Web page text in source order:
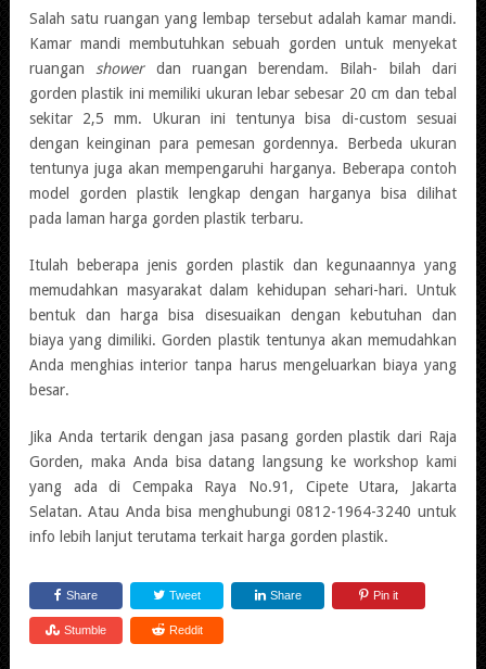
Salah satu ruangan yang lembap tersebut adalah kamar mandi.
Kamar mandi membutuhkan sebuah gorden untuk menyekat
ruangan showerdan ruangan berendam. Bilah- bilah dari
gorden plastik ini memiliki ukuran lebar sebesar 20 cm dan tebal
sekitar 2,5 mm. Ukuran ini tentunya bisa di-custom sesuai
dengan keinginan para pemesan gordennya. Berbeda ukuran
tentunya juga akan mempengaruhi harganya. Beberapa contoh
model gorden plastik lengkap dengan harganya bisa dilihat
pada laman harga gorden plastik terbaru.
Itulah beberapa jenis gorden plastik dan kegunaannya yang
memudahkan masyarakat dalam kehidupan sehari-hari. Untuk
bentuk dan harga bisa disesuaikan dengan kebutuhan dan
biaya yang dimiliki. Gorden plastik tentunya akan memudahkan
Anda menghias interior tanpa harus mengeluarkan biaya yang
besar.
Jika Anda tertarik dengan jasa pasang gorden plastik dari Raja
Gorden, maka Anda bisa datang langsung ke workshop kami
yang ada di Cempaka Raya No.91, Cipete Utara, Jakarta
Selatan. Atau Anda bisa menghubungi 0812-1964-3240 untuk
info lebih lanjut terutama terkait harga gorden plastik.
Share Tweet Share Pin it
Stumble Reddit